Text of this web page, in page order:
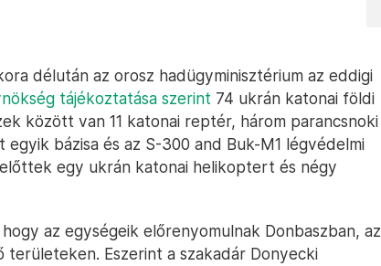
délután az orosz hadügyminisztérium az eddigi
tájékoztatása szerint 74 ukrán katonai földi
között van 11 katonai reptér, három parancsnoki
bázisa és az S-300 and Buk-M1 légvédelmi
egy ukrán katonai helikoptert és négy
az egységeik előrenyomulnak Donbaszban, az
területeken. Eszerint a szakadár Donyecki